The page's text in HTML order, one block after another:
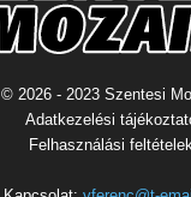
© 2026 - 2023 Szentesi
Adatkezelési
Felhasználási feltételek